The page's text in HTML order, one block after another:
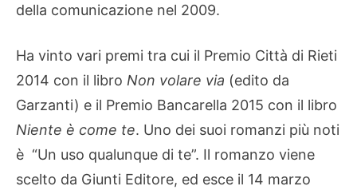
della comunicazione nel 2009.
Ha vinto vari premi tra cui il Premio Città di Rieti
2014 con il libro Non volare via (edito da
Garzanti) e il Premio Bancarella 2015 con il libro
Niente è come te. Uno dei suoi romanzi più noti
è “Un uso qualunque di te”. Il romanzo viene
scelto da Giunti Editore, ed esce il 14 marzo